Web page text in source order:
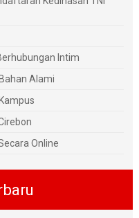
Intim
Alami
Online